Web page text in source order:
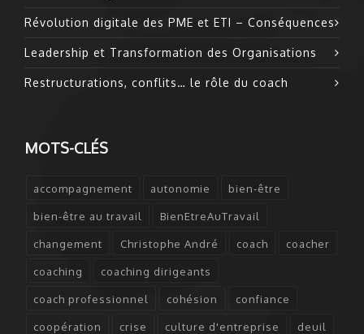
Révolution digitale des PME et ETI – Conséquences
Leadership et Transformation des Organisations
Restructurations, conflits… le rôle du coach
MOTS-CLÉS
accompagnement autonomie bien-être
bien-être au travail BienEtreAuTravail
changement Christophe André coach coacher
coaching coaching dirigeants
coach professionnel cohésion confiance
coopération crise culture d'entreprise deuil